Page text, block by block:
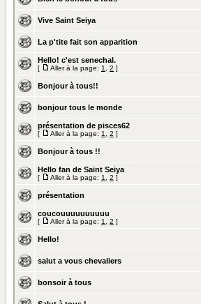
Vive Saint Seiya
La p'tite fait son apparition
Hello! c'est senechal.
[ Aller à la page: 1 2 ]
Bonjour à tous!!
bonjour tous le monde
présentation de pisces62
[ Aller à la page: 1 2 ]
Bonjour à tous !!
Hello fan de Saint Seiya
[ Aller à la page: 1 2 ]
présentation
coucouuuuuuuuuu
[ Aller à la page: 1 2 ]
Hello!
salut a vous chevaliers
bonsoir à tous